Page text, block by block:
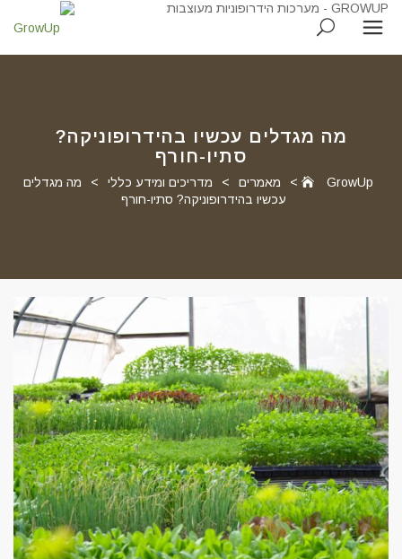
מה מגדלים עכשיו בהידרופוניקה?
סתיו-חורף
GrowUp
> מאמרים > מדריכים ומידע כללי >
מה מגדלים
עכשיו בהידרופוניקה? סתיו-חורף